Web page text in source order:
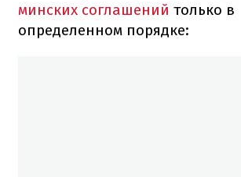
минских соглашений только в
определенном порядке: